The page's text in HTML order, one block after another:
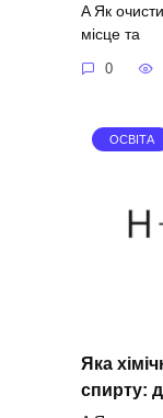
A Як
місце та
0
ОСВІТА
Яка
спирту: